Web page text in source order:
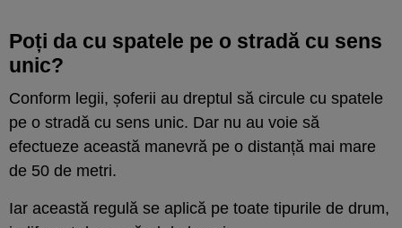
Poți da cu spatele pe o stradă cu sens
unic?
Conform legii, șoferii au dreptul să circule cu spatele
pe o stradă cu sens unic. Dar nu au voie să
efectueze această manevră pe o distanță mai mare
de 50 de metri.
Iar această regulă se aplică pe toate tipurile de drum,